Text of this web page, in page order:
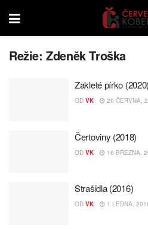
Režie:Zdeněk Troška
Zakleté pírko (2020)
OD VK 20 ČERVNA,
Čertoviny (2018)
OD VK 16 BŘEZNA,
Strašidla (2016)
OD VK 1 LEDNA,